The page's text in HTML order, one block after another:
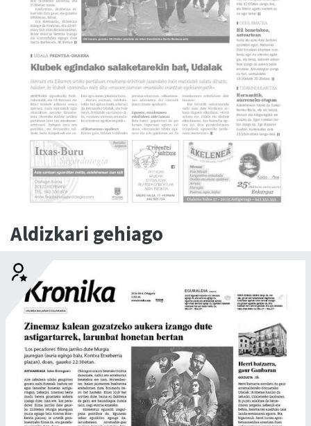
Aldizkari gehiago